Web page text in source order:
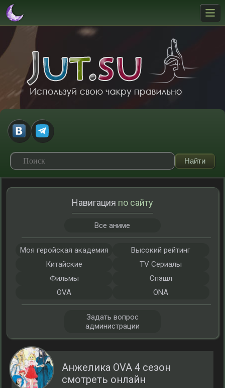
Анжелика OVA 4 сезон
смотреть онлайн
Навигация по сайту
Все аниме
Моя геройская академия
Высокий рейтинг
Китайские
TV Сериалы
Фильмы
Спэшл
OVA
ONA
Задать вопрос
администрации